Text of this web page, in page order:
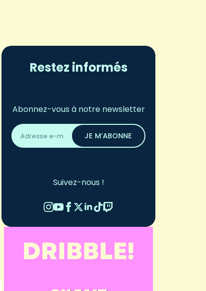
Restez informés
Abonnez-vous à notre newsletter
Adresse
email
*
JE M’ABONNE
Suivez-nous !